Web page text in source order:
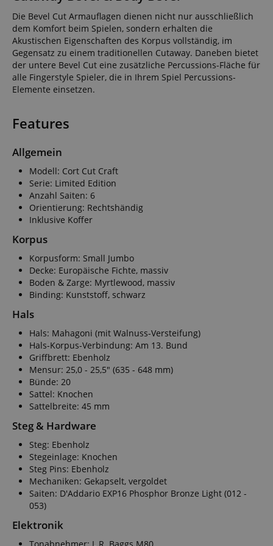
Die Bevel Cut Armauflagen dienen nicht nur ausschließlich
dem Komfort beim Spielen, sondern erhalten die
Akustischen Eigenschaften des Korpus vollständig, im
Gegensatz zu einem traditionellen Cutaway. Daneben bietet
der untere Bevel Cut eine zusätzliche Percussions-Fläche für
alle Fingerstyle Spieler, die in Ihrem Spiel Percussions-
Elemente einsetzen.
Features
Allgemein
Modell: Cort Cut Craft
Serie: Limited Edition
Anzahl Saiten: 6
Orientierung: Rechtshändig
Inklusive Koffer
Korpus
Korpusform: Small Jumbo
Decke: Europäische Fichte, massiv
Boden & Zarge: Myrtlewood, massiv
Binding: Kunststoff, schwarz
Hals
Hals: Mahagoni (mit Walnuss-Versteifung)
Hals-Korpus-Verbindung: Am 13. Bund
Griffbrett: Ebenholz
Mensur: 25,0 - 25,5" (635 - 648 mm)
Bünde: 20
Sattel: Knochen
Sattelbreite: 45 mm
Steg & Hardware
Steg: Ebenholz
Stegeinlage: Knochen
Steg Pins: Ebenholz
Mechaniken: Gekapselt, vergoldet
Saiten: D'Addario EXP16 Phosphor Bronze Light (012 -
053)
Elektronik